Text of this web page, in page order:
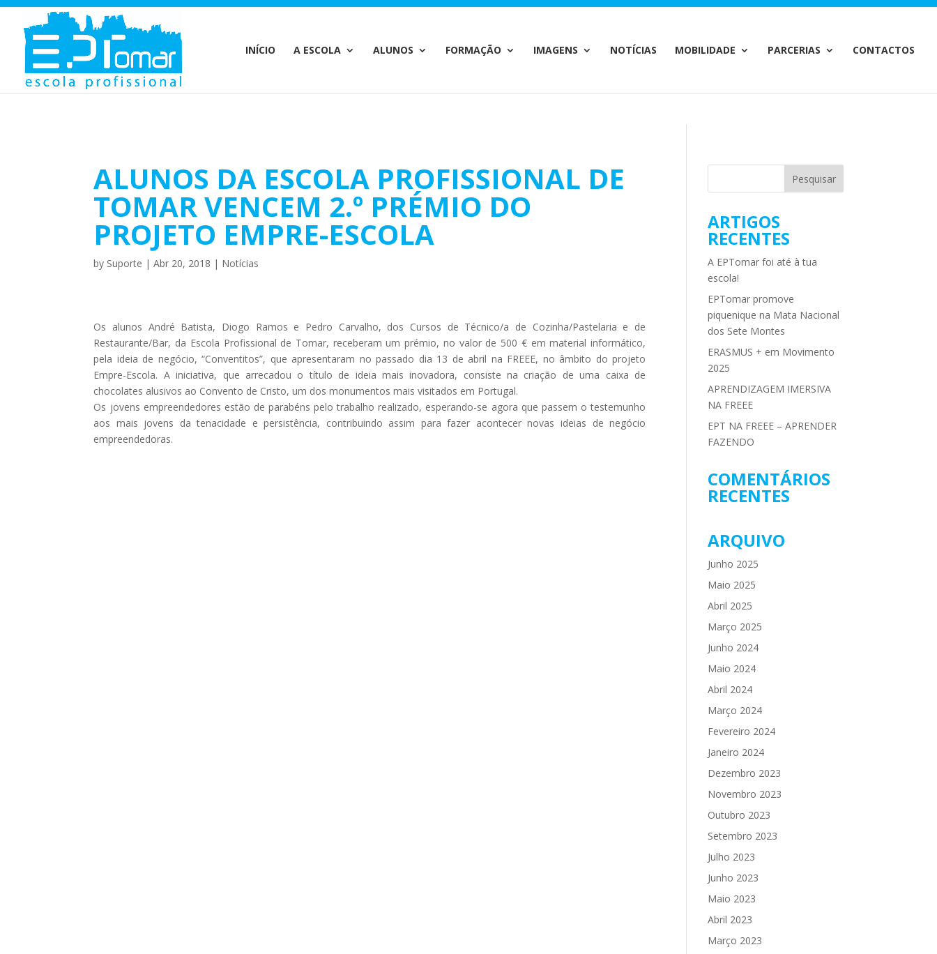
Warning: Undefined array key 1 in/home/escolaprofission/public_html/wp-content/plugins/wp-private-content-pro/lib/Drewm/MailChimp.php
INÍCIO
A ESCOLA ALUNOS FORMAÇÃO IMAGENS NOTÍCIAS MOBILIDADE PARCERIAS CONTACTOS
ALUNOS DA ESCOLA PROFISSIONAL DE
TOMAR VENCEM 2.º PRÉMIO DO
PROJETO EMPRE-ESCOLA
by Suporte |Abr 20, 2018 | Notícias
Os alunos André Batista, Diogo Ramos e Pedro Carvalho, dos Cursos de Técnico/a de Cozinha/Pastelaria e de
Restaurante/Bar, da Escola Profissional de Tomar, receberam um prémio, no valor de 500 € em material informático,
pela ideia de negócio, “Conventitos”, que apresentaram no passado dia 13 de abril na FREEE, no âmbito do projeto
Empre-Escola. A iniciativa, que arrecadou o título de ideia mais inovadora, consiste na criação de uma caixa de
chocolates alusivos ao Convento de Cristo, um dos monumentos mais visitados em Portugal.
Os jovens empreendedores estão de parabéns pelo trabalho realizado, esperando-se agora que passem o testemunho
aos mais jovens da tenacidade e persistência, contribuindo assim para fazer acontecer novas ideias de negócio
empreendedoras.
ARTIGOS
RECENTES
A EPTomar foi até à tua
escola!
EPTomar promove
piquenique na Mata Nacional
dos Sete Montes
ERASMUS + em Movimento
2025
APRENDIZAGEM IMERSIVA
NA FREEE
EPT NA FREEE – APRENDER
FAZENDO
COMENTÁRIOS
RECENTES
ARQUIVO
Junho 2025
Maio 2025
Abril 2025
Março 2025
Junho 2024
Maio 2024
Abril 2024
Março 2024
Fevereiro 2024
Janeiro 2024
Dezembro 2023
Novembro 2023
Outubro 2023
Setembro 2023
Julho 2023
Junho 2023
Maio 2023
Abril 2023
Março 2023